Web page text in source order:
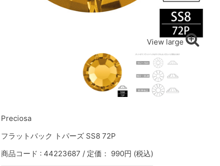
View large
Preciosa
フラットバック トパーズ SS8 72P
商品コード : 44223687 / 定価： 990円 (税込)